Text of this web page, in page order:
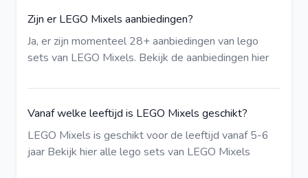
Zijn er LEGO Mixels aanbiedingen?
Ja, er zijn momenteel 28+ aanbiedingen van lego
sets van LEGO Mixels. Bekijk de aanbiedingen hier
Vanaf welke leeftijd is LEGO Mixels geschikt?
LEGO Mixels is geschikt voor de leeftijd vanaf 5-6
jaar Bekijk hieralle lego sets van LEGO Mixels